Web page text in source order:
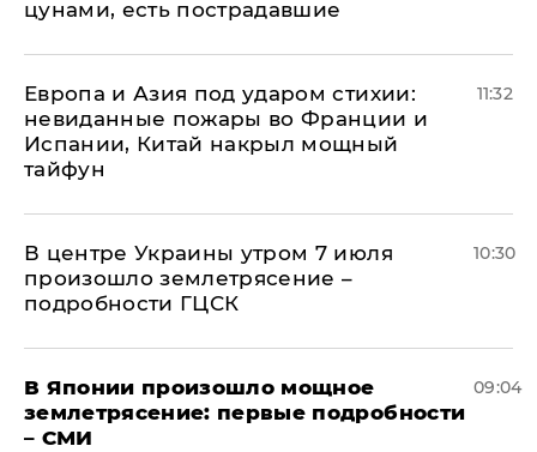
цунами, есть пострадавшие
Европа и Азия под ударом стихии:
невиданные пожары во Франции и
Испании, Китай накрыл мощный
тайфун
11:32
В центре Украины утром 7 июля
произошло землетрясение –
подробности ГЦСК
10:30
В Японии произошло мощное
землетрясение: первые подробности
– СМИ
09:04